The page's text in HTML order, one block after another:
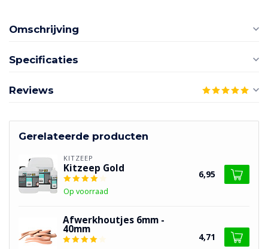
Omschrijving
Specificaties
Reviews
Gerelateerde producten
KITZEEP
Kitzeep Gold
Op voorraad
6,95
Afwerkhoutjes 6mm -
40mm
4,71